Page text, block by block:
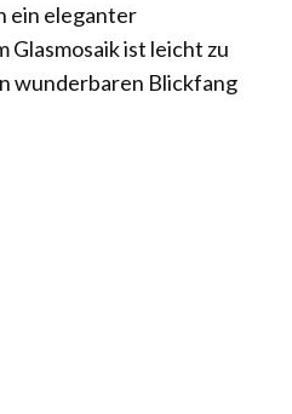
ein eleganter
Glasmosaik ist leicht zu
wunderbaren Blickfang